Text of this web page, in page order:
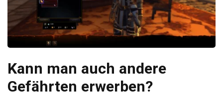
Kann man auch andere
Gefährten erwerben?